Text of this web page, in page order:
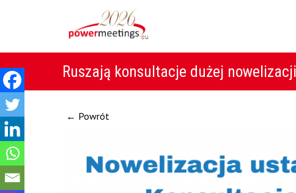
Ruszają konsultacje dużej
← Powrót